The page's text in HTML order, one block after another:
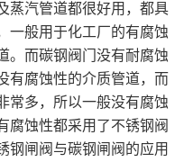
蒸汽管道都很好用，都具
一般用于化工厂的有腐蚀
。而碳钢阀门没有耐腐蚀
有腐蚀性的介质管道，而
常多，所以一般没有腐蚀
腐蚀性都采用了不锈钢阀
钢闸阀与碳钢闸阀的应用